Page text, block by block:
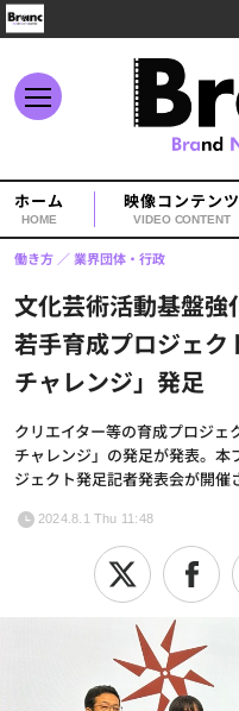
ホーム
HOME
映像コンテンツ
VIDEO CONTENT
文化芸術活動基盤
若手育成プロジェク
チャレンジ」発足
クリエイター等の育成プロジェ
チャレンジ」の発足が発表。
ジェクト発足記者発表会が開催
働き方 業界団体・行政
2024.8.1 Thu 11:48